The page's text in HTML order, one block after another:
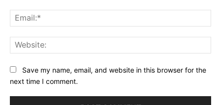
Save my name, email, and website in this browser for the
next time I comment.